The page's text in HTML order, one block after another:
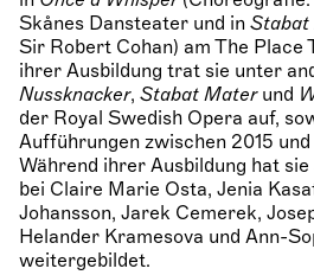
Skånes Dansteater und in
Sir Robert Cohan) am The Place
ihrer Ausbildung trat sie unter
Nussknacker, Stabat Materund
der Royal Swedish Opera auf,
Aufführungen zwischen 2015
Während ihrer Ausbildung hat
bei Claire Marie Osta, Jenia
Johansson, Jarek Cemerek,
Helander Kramesova und Ann-
weitergebildet.